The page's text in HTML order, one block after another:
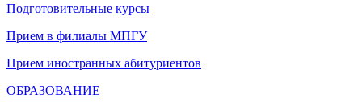
Подготовительные курсы
Прием в филиалы МПГУ
Прием иностранных абитуриентов
ОБРАЗОВАНИЕ